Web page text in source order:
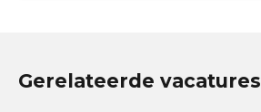
Gerelateerde vacatures